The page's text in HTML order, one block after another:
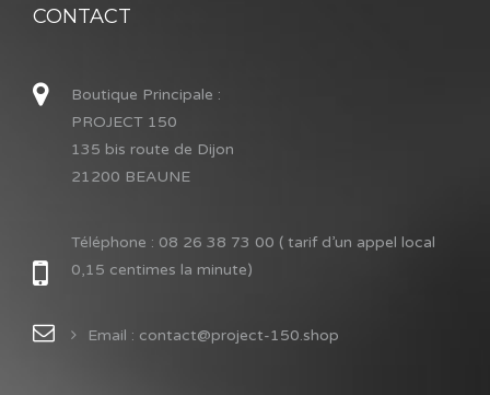
CONTACT
Boutique Principale :
PROJECT 150
135 bis route de Dijon
21200 BEAUNE
Téléphone : 08 26 38 73 00 ( tarif d’un appel local
0,15 centimes la minute)
Email : contact@project-150.shop